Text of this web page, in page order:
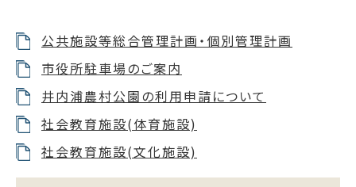
公共施設等総合管理計画・個別管理計画
市役所駐車場のご案内
井内浦農村公園の利用申請について
社会教育施設(体育施設)
社会教育施設(文化施設)